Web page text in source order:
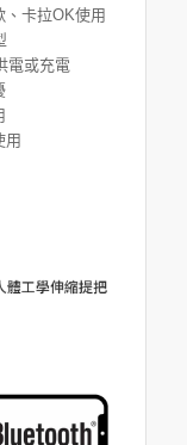
卡拉OK使用
電或充電
用